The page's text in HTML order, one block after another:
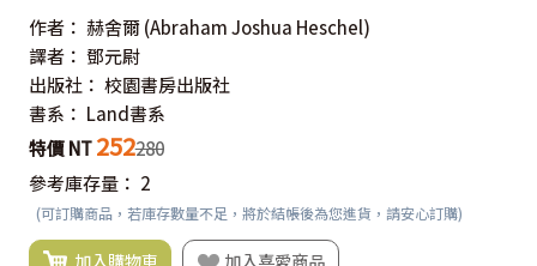
作者： 赫舍爾 (Abraham Joshua Heschel)
譯者： 鄧元尉
出版社： 校園書房出版社
書系： Land書系
特價 NT 252280
參考庫存量： 2
(可訂購商品，若庫存數量不足，將於結帳後為您進貨，請安心訂購)
加入購物車 加入喜愛商品